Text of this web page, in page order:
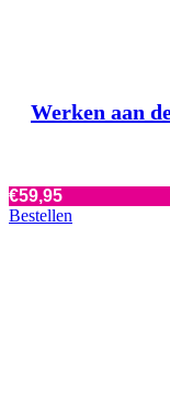
Werken aan
€59,95
Bestellen